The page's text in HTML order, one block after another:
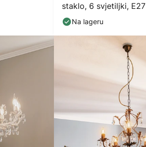
staklo, 6 svjetiljki, E27
Na lageru